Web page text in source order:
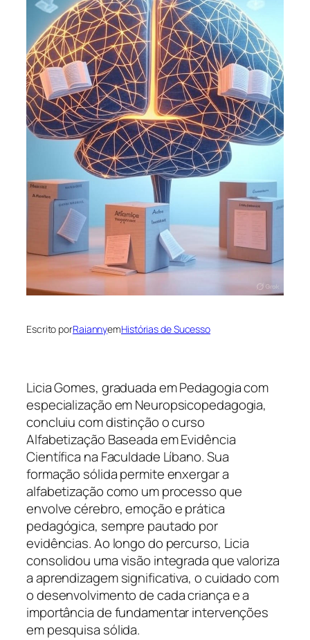
Escrito porRaiannyemHistórias de Sucesso
Licia Gomes, graduada em Pedagogia com
especialização em Neuropsicopedagogia,
concluiu com distinção o curso
Alfabetização Baseada em Evidência
Científica na Faculdade Líbano. Sua
formação sólida permite enxergar a
alfabetização como um processo que
envolve cérebro, emoção e prática
pedagógica, sempre pautado por
evidências. Ao longo do percurso, Licia
consolidou uma visão integrada que valoriza
a aprendizagem significativa, o cuidado com
o desenvolvimento de cada criança e a
importância de fundamentar intervenções
em pesquisa sólida.